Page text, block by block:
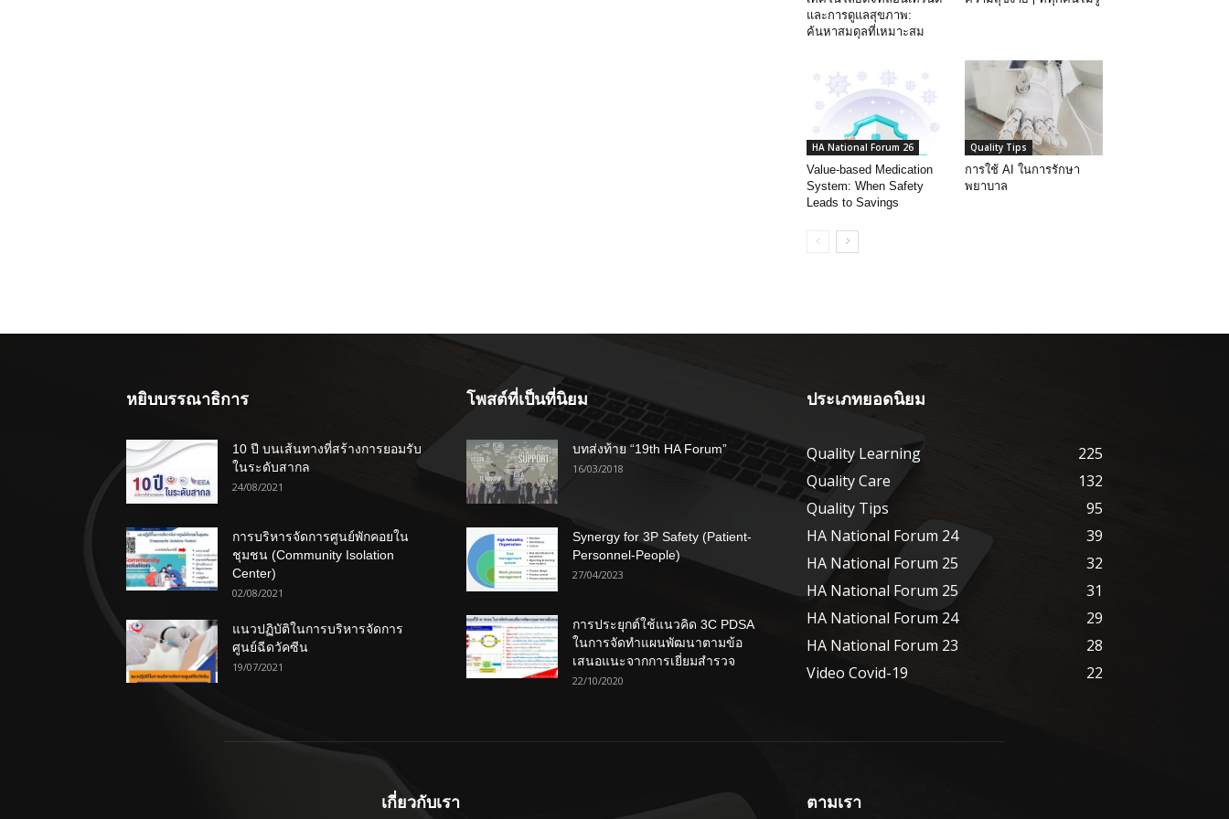
และการดูแลสุขภาพ:
ค้นหาสมดุลที่เหมาะสม
HA National Forum 26
Value-based Medication
System: When Safety
Leads to Savings
Quality Tips
การใช้ AI ในการรักษา
พยาบาล
หยิบบรรณาธิการ
10 ปี บนเส้นทางที่สร้างการยอมรับ
ในระดับสากล
24/08/2021
การบริหารจัดการศูนย์พักคอยใน
ชุมชน (Community Isolation
Center)
02/08/2021
แนวปฏิบัติในการบริหารจัดการ
ศูนย์ฉีดวัคซีน
19/07/2021
โพสต์ที่เป็นที่นิยม
บทส่งท้าย “19th HA Forum”
16/03/2018
Synergy for 3P Safety (Patient-
Personnel-People)
27/04/2023
การประยุกต์ใช้แนวคิด 3C PDSA
ในการจัดทำแผนพัฒนาตามข้อ
เสนอแนะจากการเยี่ยมสำรวจ
22/10/2020
ประเภทยอดนิยม
Quality Learning
225
Quality Care
132
Quality Tips
95
HA National Forum 24
39
HA National Forum 25
32
HA National Forum 25
31
HA National Forum 24
29
HA National Forum 23
28
Video Covid-19
22
เกี่ยวกับเรา ตามเรา